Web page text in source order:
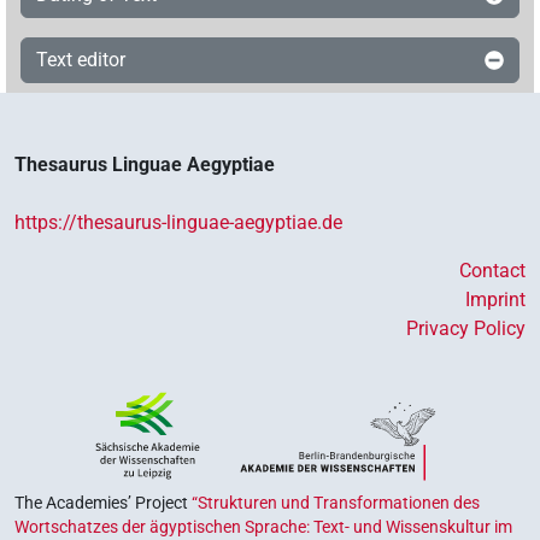
Text editor
Thesaurus Linguae Aegyptiae
https://thesaurus-linguae-aegyptiae.de
Contact
Imprint
Privacy Policy
The Academies’ Project “Strukturen und Transformationen des
Wortschatzes der ägyptischen Sprache: Text- und Wissenskultur im